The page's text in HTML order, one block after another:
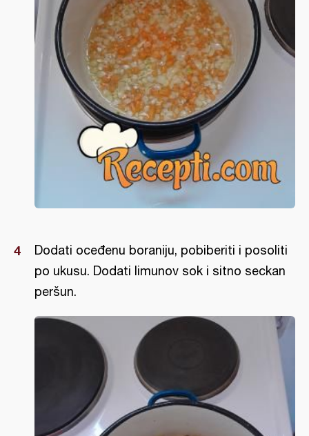
Dodati oceđenu boraniju, pobiberiti i posoliti
po ukusu. Dodati limunov sok i sitno seckan
peršun.